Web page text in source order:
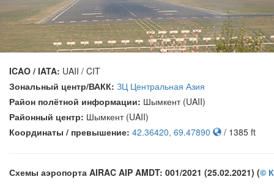
ICAO / IATA: UAII / CIT
Зональный центр/ВАКК: ЗЦ Центральная Азия
Район полётной информации: Шымкент (UAII)
Районный центр: Шымкент (UAII)
Координаты / превышение: 42.36420, 69.47890 / 1385 ft
Схемы аэропорта AIRAC AIP AMDT: 001/2021 (25.02.2021) (©